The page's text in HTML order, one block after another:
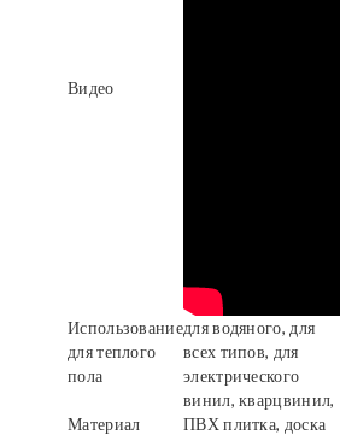
Видео
Использование
для теплого
пола
для водяного, для
всех типов, для
электрического
Материал
винил, кварцвинил,
ПВХ плитка, доска